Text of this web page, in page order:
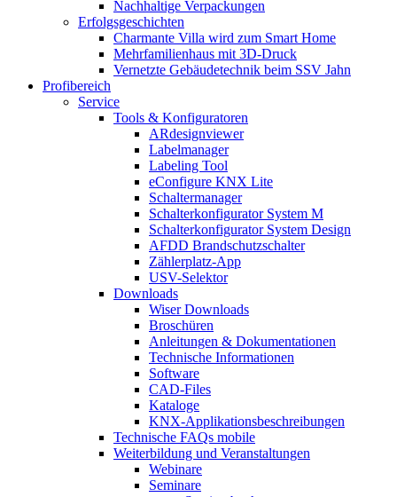
Nachhaltige Verpackungen
Erfolgsgeschichten
Charmante Villa wird zum Smart Home
Mehrfamilienhaus mit 3D-Druck
Vernetzte Gebäudetechnik beim SSV Jahn
Profibereich
Service
Tools & Konfiguratoren
ARdesignviewer
Labelmanager
Labeling Tool
eConfigure KNX Lite
Schaltermanager
Schalterkonfigurator System M
Schalterkonfigurator System Design
AFDD Brandschutzschalter
Zählerplatz-App
USV-Selektor
Downloads
Wiser Downloads
Broschüren
Anleitungen & Dokumentationen
Technische Informationen
Software
CAD-Files
Kataloge
KNX-Applikationsbeschreibungen
Technische FAQs mobile
Weiterbildung und Veranstaltungen
Webinare
Seminare